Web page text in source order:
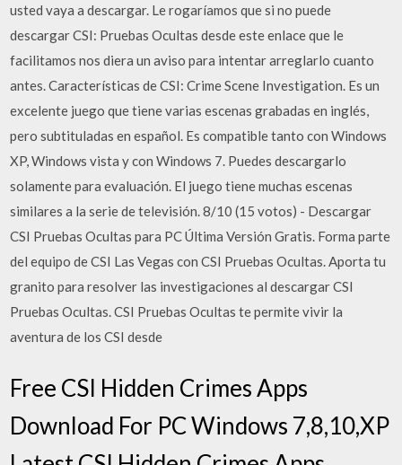
usted vaya a descargar. Le rogaríamos que si no puede
descargar CSI: Pruebas Ocultas desde este enlace que le
facilitamos nos diera un aviso para intentar arreglarlo cuanto
antes. Características de CSI: Crime Scene Investigation. Es un
excelente juego que tiene varias escenas grabadas en inglés,
pero subtituladas en español. Es compatible tanto con Windows
XP, Windows vista y con Windows 7. Puedes descargarlo
solamente para evaluación. El juego tiene muchas escenas
similares a la serie de televisión. 8/10 (15 votos) - Descargar
CSI Pruebas Ocultas para PC Última Versión Gratis. Forma parte
del equipo de CSI Las Vegas con CSI Pruebas Ocultas. Aporta tu
granito para resolver las investigaciones al descargar CSI
Pruebas Ocultas. CSI Pruebas Ocultas te permite vivir la
aventura de los CSI desde
Free CSI Hidden Crimes Apps
Download For PC Windows 7,8,10,XP